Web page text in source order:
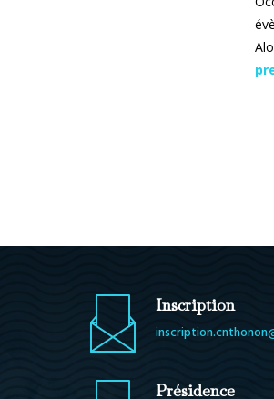
Inscription
Présidence